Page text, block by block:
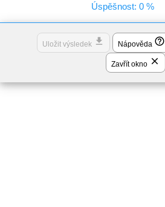
Úspěšnost: 0 %
Uložit výsledek file_download Nápověda help_outline
Zavřít okno close